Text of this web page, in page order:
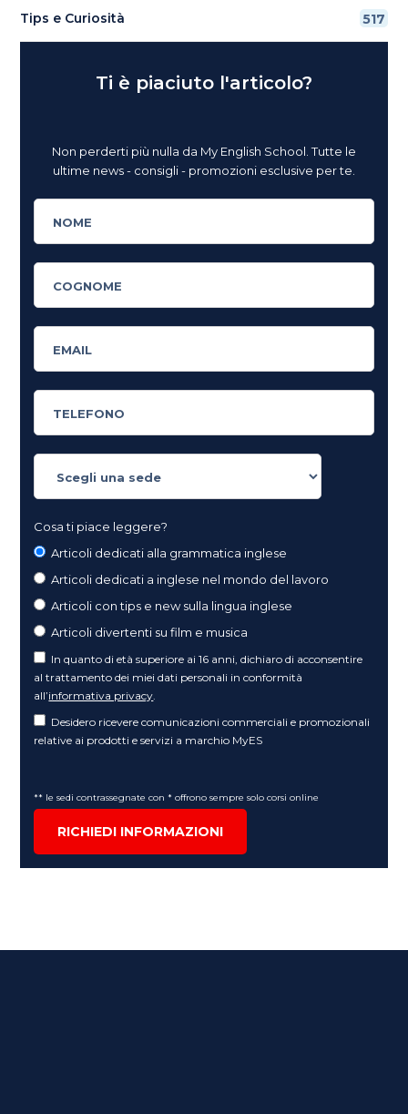
Tips e Curiosità 517
Ti è piaciuto l'articolo?
Non perderti più nulla da My English School. Tutte le
ultime news - consigli - promozioni esclusive per te.
Cosa ti piace leggere?
Articoli dedicati alla grammatica inglese
Articoli dedicati a inglese nel mondo del lavoro
Articoli con tips e new sulla lingua inglese
Articoli divertenti su film e musica
In quanto di età superiore ai 16 anni, dichiaro di acconsentire
al trattamento dei miei dati personali in conformità
all’informativa privacy
Desidero ricevere comunicazioni commerciali e promozionali
relative ai prodotti e servizi a marchio MyES
** le sedi contrassegnate con * offrono sempre solo corsi online
RICHIEDI INFORMAZIONI